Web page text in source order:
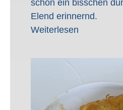
schon ein bisschen
Elend erinnernd.
Weiterlesen